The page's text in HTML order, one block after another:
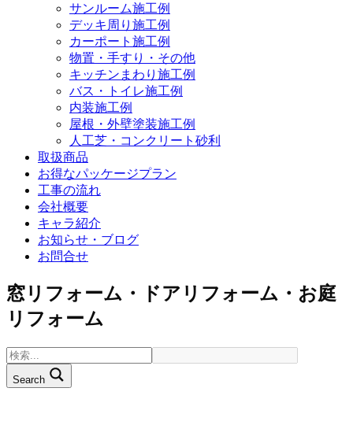
サンルーム施工例
デッキ周り施工例
カーポート施工例
物置・手すり・その他
キッチンまわり施工例
バス・トイレ施工例
内装施工例
屋根・外壁塗装施工例
人工芝・コンクリート砂利
取扱商品
お得なパッケージプラン
工事の流れ
会社概要
キャラ紹介
お知らせ・ブログ
お問合せ
窓リフォーム・ドアリフォーム・お庭
リフォーム
Search